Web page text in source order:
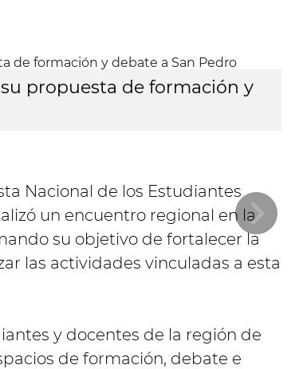
propuesta de formación y
Nacional de los Estudiantes
un encuentro regional en la
su objetivo de fortalecer la
las actividades vinculadas a esta
y docentes de la región de
de formación, debate e